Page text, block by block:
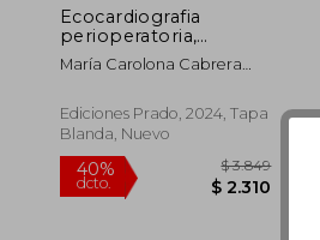
Ecocardiografia
perioperatoria,
transtoracica y
transesofagica
María Carolona Cabrera
Ediciones Prado, 2024, Tapa
Blanda, Nuevo